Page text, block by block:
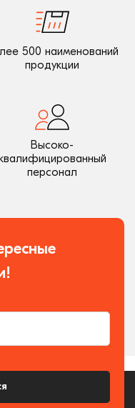
500 наименований
продукции
Высоко-
персонал